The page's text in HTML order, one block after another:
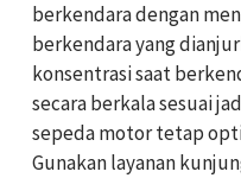
berkendara dengan
berkendara yang
konsentrasi saat
secara berkala sesuai
sepeda motor tetap
Gunakan layanan